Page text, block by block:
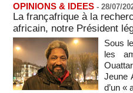
07/08/2026 -
Polémique à l’Assemblée
"dépassée" par les critiques
07/08/2026 -
Depuis le « cessez-le-feu »
ont tué 300 enfants
07/08/2026 -
OPINIONS & IDEES - 28/07/
La françafrique à la
africain, notre Président
Sous
les
Jeune
d’un «